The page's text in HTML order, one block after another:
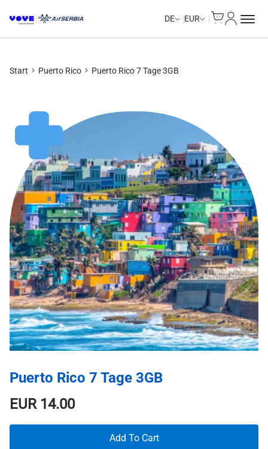
DE EUR
Start Puerto Rico Puerto Rico 7 Tage 3GB
Puerto Rico 7 Tage 3GB
EUR14.00
Add To Cart